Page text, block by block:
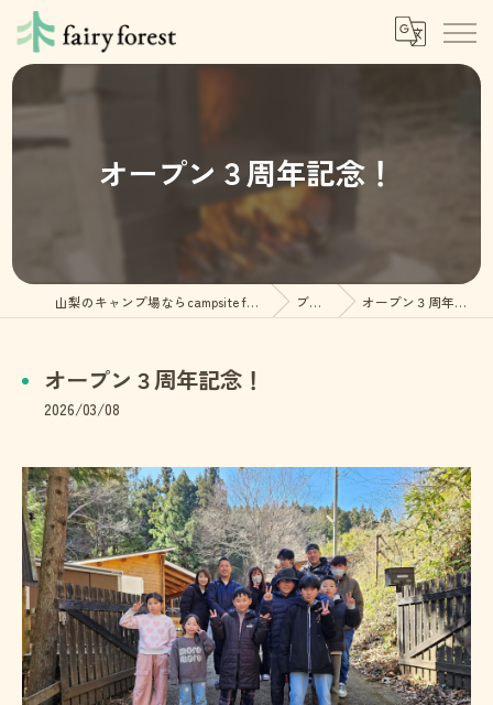
オープン３周年記念！
山梨のキャンプ場ならcampsite fairy forest ブログ オープン３周年記念！
オープン３周年記念！
2026/03/08